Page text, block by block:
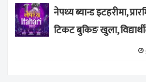
नेपथ्य ब्यान्ड इटहरीमा,
टिकट बुकिङ खुला,